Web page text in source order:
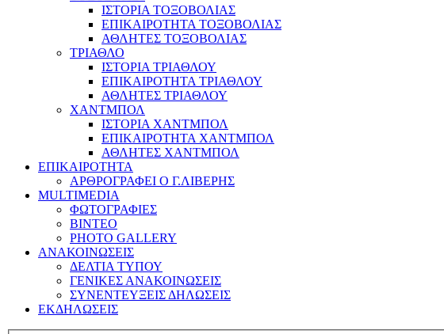
ΙΣΤΟΡΙΑ ΤΟΞΟΒΟΛΙΑΣ
ΕΠΙΚΑΙΡΟΤΗΤΑ ΤΟΞΟΒΟΛΙΑΣ
ΑΘΛΗΤΕΣ ΤΟΞΟΒΟΛΙΑΣ
ΤΡΙΑΘΛΟ
ΙΣΤΟΡΙΑ ΤΡΙΑΘΛΟΥ
ΕΠΙΚΑΙΡΟΤΗΤΑ ΤΡΙΑΘΛΟΥ
ΑΘΛΗΤΕΣ ΤΡΙΑΘΛΟΥ
ΧΑΝΤΜΠΟΛ
ΙΣΤΟΡΙΑ ΧΑΝΤΜΠΟΛ
ΕΠΙΚΑΙΡΟΤΗΤΑ ΧΑΝΤΜΠΟΛ
ΑΘΛΗΤΕΣ ΧΑΝΤΜΠΟΛ
ΕΠΙΚΑΙΡΟΤΗΤΑ
ΑΡΘΡΟΓΡΑΦΕΙ Ο Γ.ΛΙΒΕΡΗΣ
MULTIMEDIA
ΦΩΤΟΓΡΑΦΙΕΣ
ΒΙΝΤΕΟ
PHOTO GALLERY
ΑΝΑΚΟΙΝΩΣΕΙΣ
ΔΕΛΤΙΑ ΤΥΠΟΥ
ΓΕΝΙΚΕΣ ΑΝΑΚΟΙΝΩΣΕΙΣ
ΣΥΝΕΝΤΕΥΞΕΙΣ ΔΗΛΩΣΕΙΣ
ΕΚΔΗΛΩΣΕΙΣ